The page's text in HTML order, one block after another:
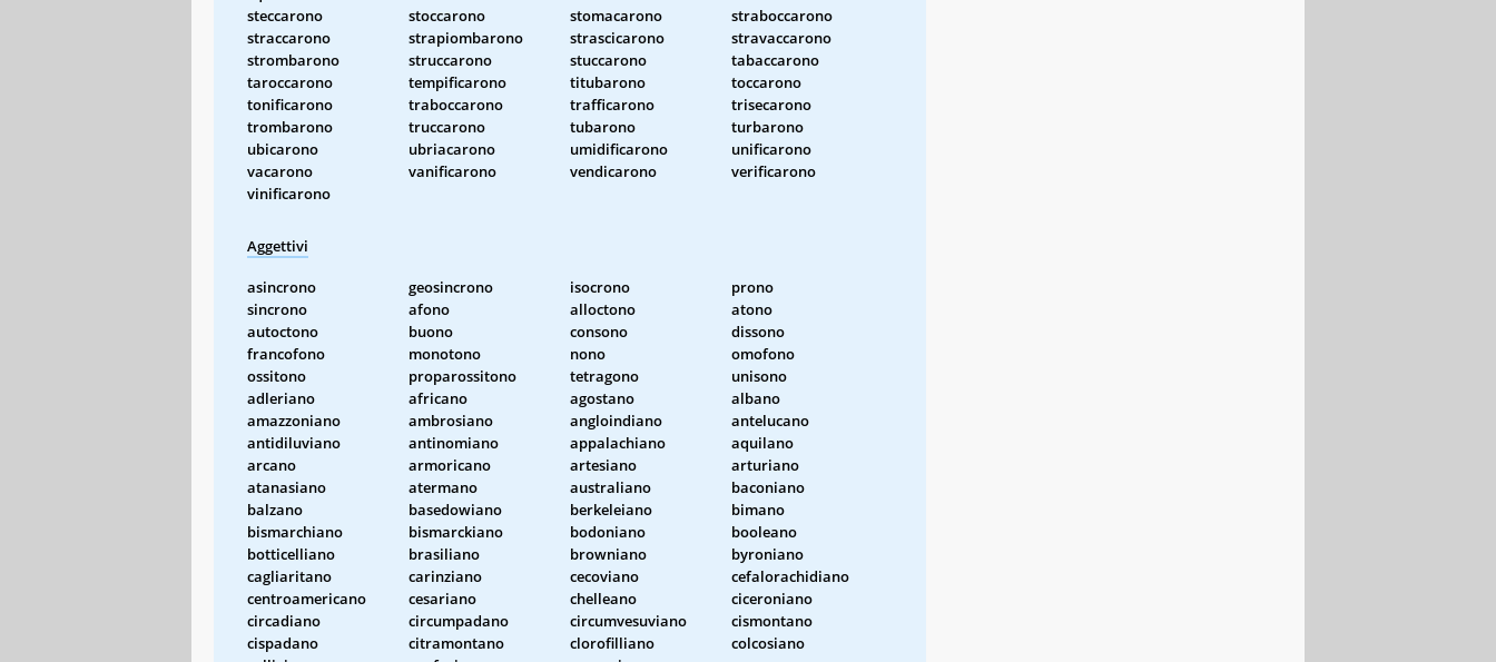
steccarono
stoccarono stomacarono
straboccarono
straccarono
strapiombarono strascicarono
stravaccarono
strombarono
struccarono stuccarono
tabaccarono
taroccarono
tempificarono titubarono
toccarono
tonificarono
traboccarono trafficarono
trisecarono
trombarono
truccarono tubarono
turbarono
ubicarono
ubriacarono umidificarono
unificarono
vacarono
vanificarono vendicarono
verificarono
vinificarono
Aggettivi
asincrono geosincrono isocrono
prono
sincrono
afono alloctono
atono
autoctono
buono consono
dissono
francofono
monotono nono
omofono
ossitono
proparossitono tetragono
unisono
adleriano
africano agostano
albano
amazzoniano
ambrosiano angloindiano
antelucano
antidiluviano
antinomiano appalachiano
aquilano
arcano
armoricano artesiano
arturiano
atanasiano
atermano australiano
baconiano
balzano
basedowiano berkeleiano
bimano
bismarchiano
bismarckiano bodoniano
booleano
botticelliano
brasiliano browniano
byroniano
cagliaritano
carinziano cecoviano
cefalorachidiano
centroamericano
cesariano chelleano
ciceroniano
circadiano
circumpadano circumvesuviano
cismontano
cispadano
citramontano clorofilliano
colcosiano